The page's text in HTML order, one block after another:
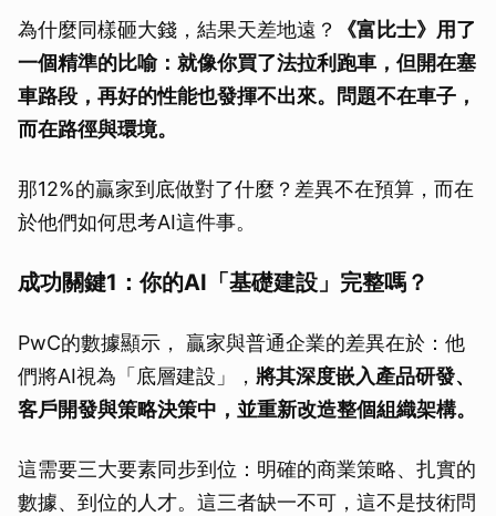
為什麼同樣砸大錢，結果天差地遠？
《富比士》用了
一個精準的比喻：就像你買了法拉利跑車，但開在塞
車路段，再好的性能也發揮不出來。問題不在車子，
而在路徑與環境。
那12%的贏家到底做對了什麼？差異不在預算，而在
於他們如何思考AI這件事。
成功關鍵1：你的AI「基礎建設」完整嗎？
PwC的數據顯示， 贏家與普通企業的差異在於：他
們將AI視為「底層建設」， 將其深度嵌入產品研發、
客戶開發與策略決策中，並重新改造整個組織架構。
這需要三大要素同步到位：明確的商業策略、扎實的
數據、到位的人才。這三者缺一不可，這不是技術問